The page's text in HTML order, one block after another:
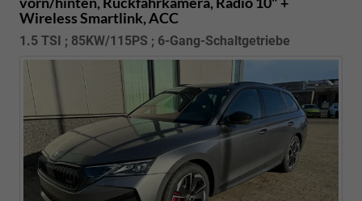
Wireless Smartlink, ACC
1.5 TSI ; 85KW/115PS ; 6-Gang-Schaltgetriebe